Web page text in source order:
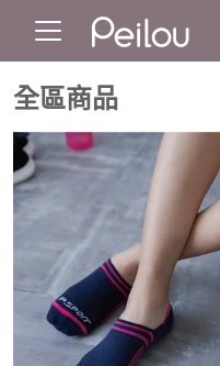
全區商品